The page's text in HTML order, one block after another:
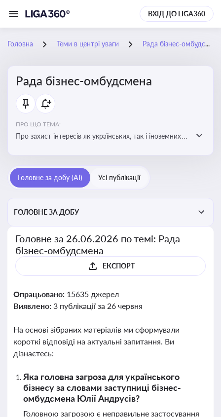
ВХІД ДО LIGA360
Головна Теми в центрі уваги Рада бізнес-омбудсмена
Рада бізнес-омбудсмена
ПРО ЩО ТЕМА:
Про захист інтересів як українських, так і іноземних
Головне за добу (AI) Усі публікації
ГОЛОВНЕ ЗА ДОБУ
Головне за 26.06.2026 по темі: Рада
бізнес-омбудсмена
ЕКСПОРТ
Опрацьовано: 15635 джерел
Виявлено: 3 публікації за 26 червня
На основі зібраних матеріалів ми сформували
короткі відповіді на актуальні запитання. Ви
дізнаєтесь:
Яка головна загроза для українського
бізнесу за словами заступниці бізнес-
омбудсмена Юлії Андрусів?
Головною загрозою є неправильне застосування